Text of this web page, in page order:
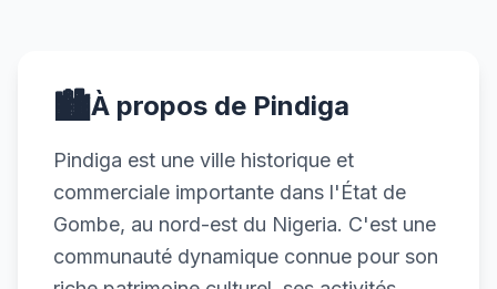
🏙️À propos de Pindiga
Pindiga est une ville historique et
commerciale importante dans l'État de
Gombe, au nord-est du Nigeria. C'est une
communauté dynamique connue pour son